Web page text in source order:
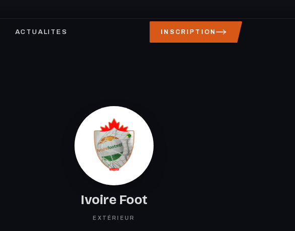
ACTUALITES INSCRIPTION
Ivoire Foot
EXTÉRIEUR